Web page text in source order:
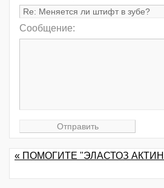
Сообщение:
« ПОМОГИТЕ "ЭЛАСТОЗ